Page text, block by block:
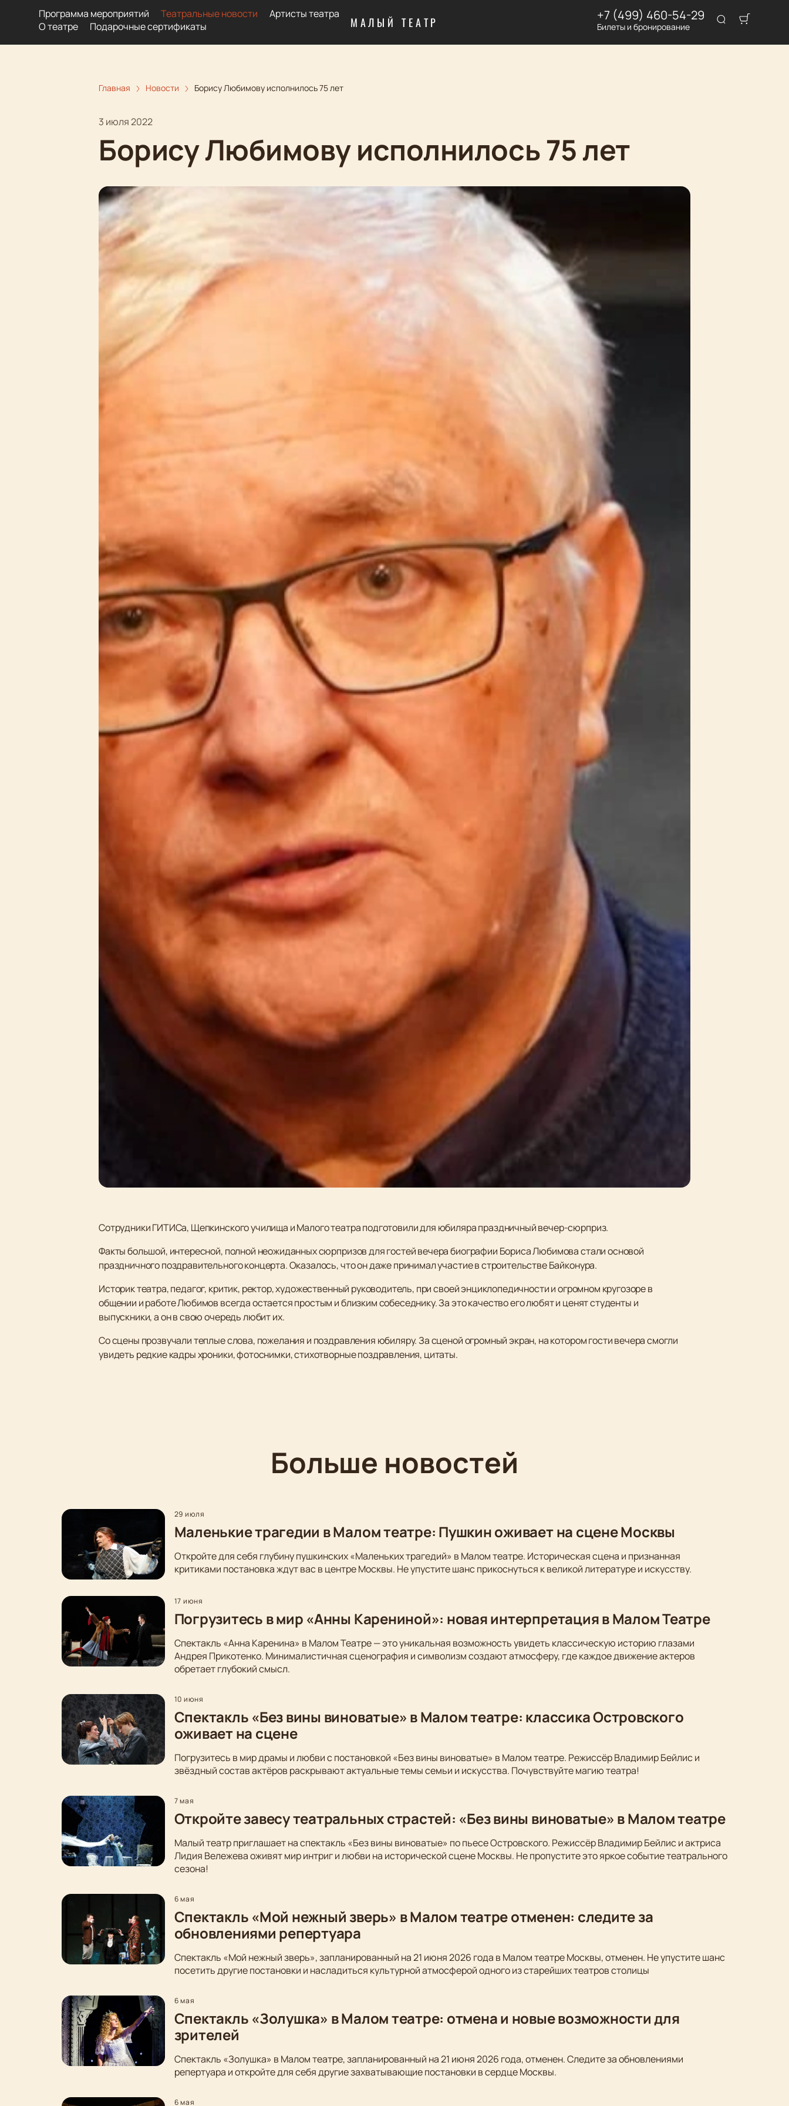
МАЛЫЙ ТЕАТР
Программа мероприятий Театральные новости
Артисты театра
О театре
Подарочные сертификаты
+7 (499) 460-54-29
Билеты и бронирование
Главная Новости Борису Любимову исполнилось 75 лет
3 июля 2022
Борису Любимову исполнилось 75 лет
Сотрудники ГИТИСа, Щепкинского училища и Малого театра подготовили для юбиляра праздничный вечер-сюрприз.
Факты большой, интересной, полной неожиданных сюрпризов для гостей вечера биографии Бориса Любимова стали основой
праздничного поздравительного концерта. Оказалось, что он даже принимал участие в строительстве Байконура.
Историк театра, педагог, критик, ректор, художественный руководитель, при своей энциклопедичности и огромном кругозоре в
общении и работе Любимов всегда остается простым и близким собеседнику. За это качество его любят и ценят студенты и
выпускники, а он в свою очередь любит их.
Со сцены прозвучали теплые слова, пожелания и поздравления юбиляру. За сценой огромный экран, на котором гости вечера смогли
увидеть редкие кадры хроники, фотоснимки, стихотворные поздравления, цитаты.
Больше новостей
29 июля
Маленькие трагедии в Малом театре: Пушкин оживает на сцене Москвы
Откройте для себя глубину пушкинских «Маленьких трагедий» в Малом театре. Историческая сцена и признанная
критиками постановка ждут вас в центре Москвы. Не упустите шанс прикоснуться к великой литературе и искусству.
17 июня
Погрузитесь в мир «Анны Карениной»: новая интерпретация в Малом Театре
Спектакль «Анна Каренина» в Малом Театре — это уникальная возможность увидеть классическую историю глазами
Андрея Прикотенко. Минималистичная сценография и символизм создают атмосферу, где каждое движение актеров
обретает глубокий смысл.
10 июня
Спектакль «Без вины виноватые» в Малом театре: классика Островского
оживает на сцене
Погрузитесь в мир драмы и любви с постановкой «Без вины виноватые» в Малом театре. Режиссёр Владимир Бейлис и
звёздный состав актёров раскрывают актуальные темы семьи и искусства. Почувствуйте магию театра!
7 мая
Откройте завесу театральных страстей: «Без вины виноватые» в Малом театре
Малый театр приглашает на спектакль «Без вины виноватые» по пьесе Островского. Режиссёр Владимир Бейлис и актриса
Лидия Вележева оживят мир интриг и любви на исторической сцене Москвы. Не пропустите это яркое событие театрального
сезона!
6 мая
Спектакль «Мой нежный зверь» в Малом театре отменен: следите за
обновлениями репертуара
Спектакль «Мой нежный зверь», запланированный на 21 июня 2026 года в Малом театре Москвы, отменен. Не упустите шанс
посетить другие постановки и насладиться культурной атмосферой одного из старейших театров столицы
6 мая
Спектакль «Золушка» в Малом театре: отмена и новые возможности для
зрителей
Спектакль «Золушка» в Малом театре, запланированный на 21 июня 2026 года, отменен. Следите за обновлениями
репертуара и откройте для себя другие захватывающие постановки в сердце Москвы.
6 мая